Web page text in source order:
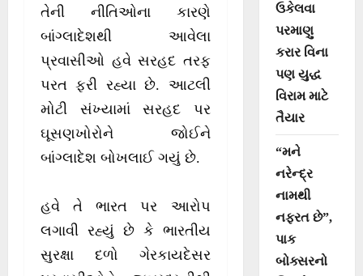
તેની નીતિઓના કારણે
બાંગ્લાદેશથી આવેલા
પ્રવાસીઓ હવે સરહદ તરફ
પરત ફરી રહ્યા છે. આટલી
મોટી સંખ્યામાં સરહદ પર
ઘૂસણખોરોને જોઈને
બાંગ્લાદેશ બોખલાઈ ગયું છે.
હવે તે ભારત પર આરોપ
લગાવી રહ્યું છે કે ભારતીય
સુરક્ષા દળો ગેરકાયદેસર
ઉકેલવા
પરમાણુ
કરાર વિના
પણ યુદ્ધ
વિરામ માટે
તૈયાર
“મને
નરેન્દ્ર
નામથી
નફરત છે”,
પાક
બોક્સરનો